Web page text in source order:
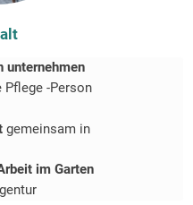
unternehmen
Pflege -Person
gemeinsam in
im Garten